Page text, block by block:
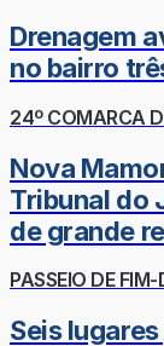
Drenagem
no bairro
24º COMARCA
Nova
Tribunal do
de grande
PASSEIO DE
Seis